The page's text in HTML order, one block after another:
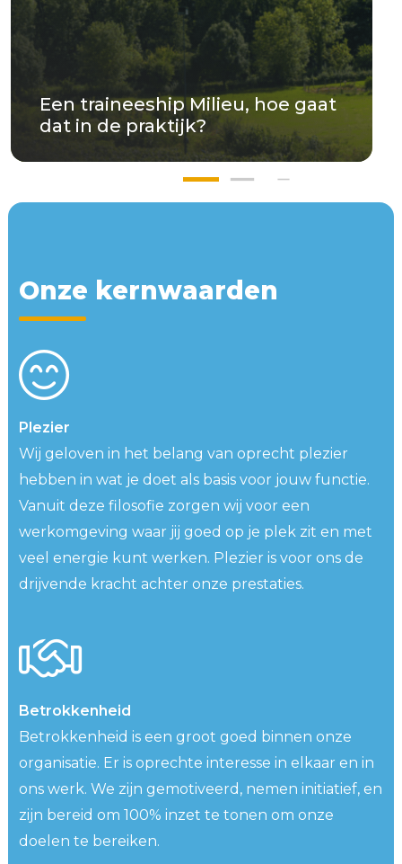
Een traineeship Milieu, hoe gaat
dat in de praktijk?
Onze kernwaard en
Plezier
Wij geloven in het belang van oprecht plezier
hebben in wat je doet als basis voor jouw functie.
Vanuit deze filosofie zorgen wij voor een
werkomgeving waar jij goed op je plek zit en met
veel energie kunt werken. Plezier is voor ons de
drijvende kracht achter onze prestaties.
Betrokkenheid
Betrokkenheid is een groot goed binnen onze
organisatie. Er is oprechte interesse in elkaar en in
ons werk. We zijn gemotiveerd, nemen initiatief, en
zijn bereid om 100% inzet te tonen om onze
doelen te bereiken.